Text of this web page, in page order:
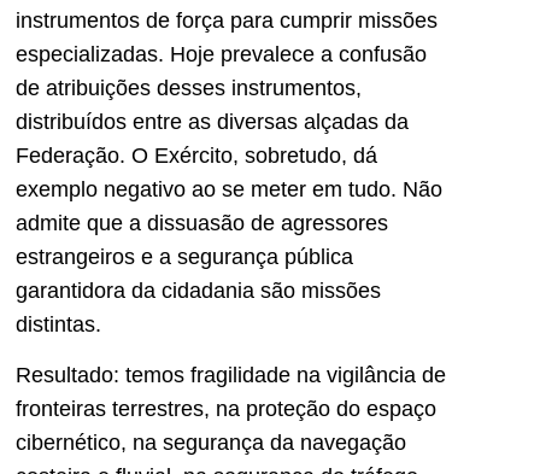
instrumentos de força para cumprir missões
especializadas. Hoje prevalece a confusão
de atribuições desses instrumentos,
distribuídos entre as diversas alçadas da
Federação. O Exército, sobretudo, dá
exemplo negativo ao se meter em tudo. Não
admite que a dissuasão de agressores
estrangeiros e a segurança pública
garantidora da cidadania são missões
distintas.
Resultado: temos fragilidade na vigilância de
fronteiras terrestres, na proteção do espaço
cibernético, na segurança da navegação